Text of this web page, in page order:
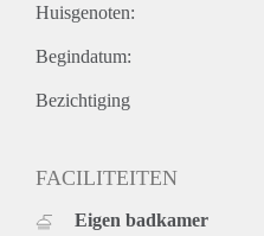
Huisgenoten:
Begindatum:
Bezichtiging
FACILITEITEN
Eigen badkamer